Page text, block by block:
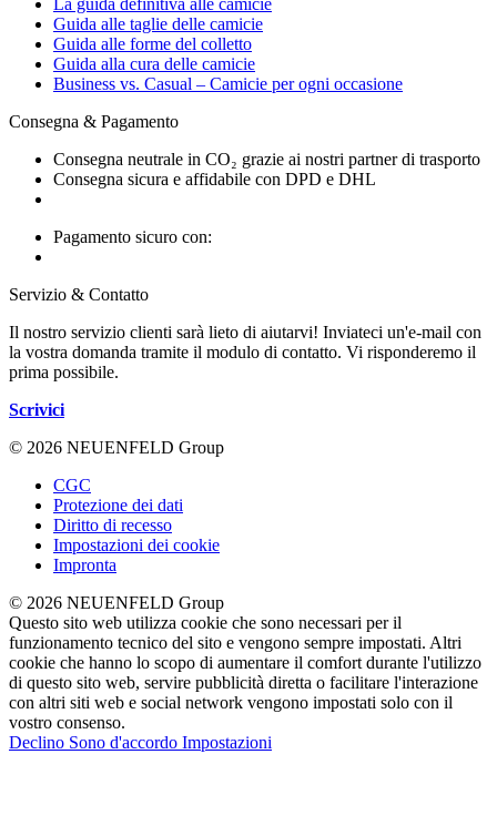
La guida definitiva alle camicie
Guida alle taglie delle camicie
Guida alle forme del colletto
Guida alla cura delle camicie
Business vs. Casual – Camicie per ogni occasione
Consegna & Pagamento
Consegna neutrale in CO₂ grazie ai nostri partner di trasporto
Consegna sicura e affidabile con DPD e DHL
Pagamento sicuro con:
Servizio & Contatto
Il nostro servizio clienti sarà lieto di aiutarvi! Inviateci un'e-mail con
la vostra domanda tramite il modulo di contatto. Vi risponderemo il
prima possibile.
Scrivici
© 2026 NEUENFELD Group
CGC
Protezione dei dati
Diritto di recesso
Impostazioni dei cookie
Impronta
© 2026 NEUENFELD Group
Questo sito web utilizza cookie che sono necessari per il
funzionamento tecnico del sito e vengono sempre impostati. Altri
cookie che hanno lo scopo di aumentare il comfort durante l'utilizzo
di questo sito web, servire pubblicità diretta o facilitare l'interazione
con altri siti web e social network vengono impostati solo con il
vostro consenso.
Declino Sono d'accordo Impostazioni